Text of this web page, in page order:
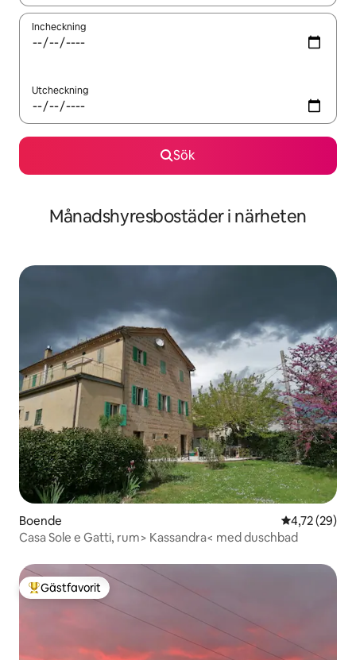
Incheckning
Utcheckning
Sök
Månadshyresbostäder i närheten
Boende 4,72 av 5 i
4,72 (29)
Casa Sole e Gatti, rum> Kassandra< med duschbad
Populär gästfavorit
Gästfavorit